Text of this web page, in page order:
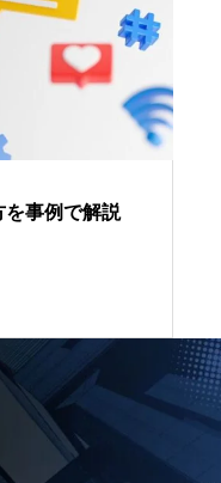
を事例で解説